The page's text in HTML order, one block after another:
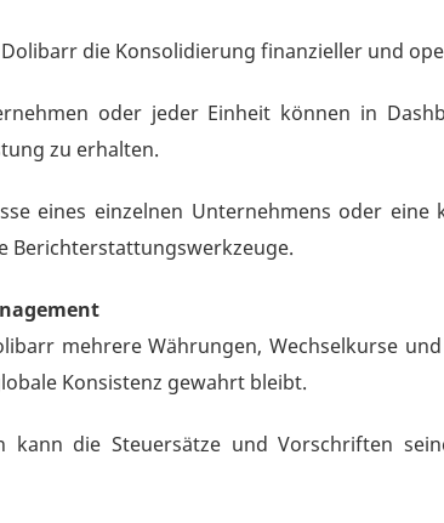
die Konsolidierung finanzieller und
oder jeder Einheit können in
zu erhalten.
eines einzelnen Unternehmens oder
Berichterstattungswerkzeuge.
mehrere Währungen, Wechselkurse
Konsistenz gewahrt bleibt.
kann die Steuersätze und Vorschriften